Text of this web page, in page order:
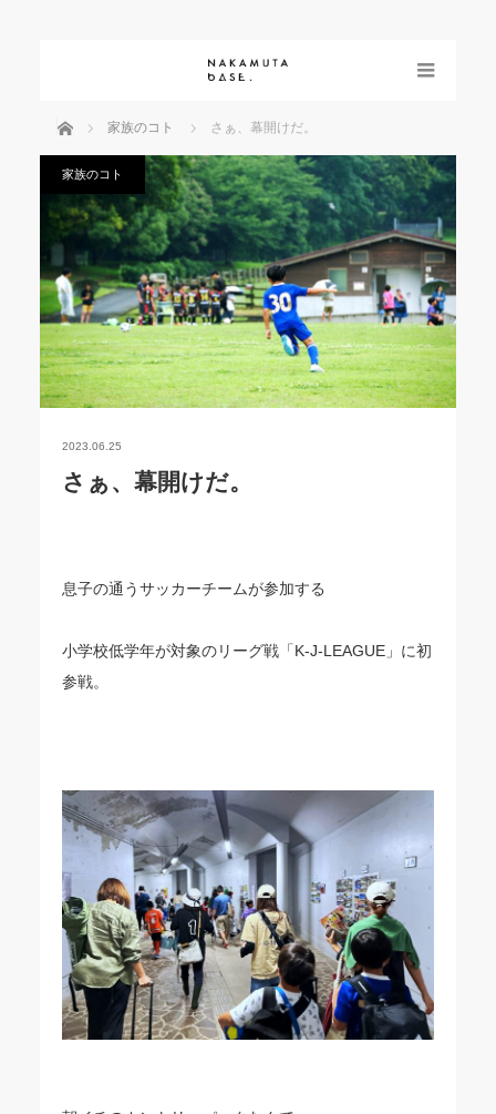
ホーム 家族のコト さぁ、幕開けだ。
家族のコト
2023.06.25
さぁ、幕開けだ。
息子の通うサッカーチームが参加する
小学校低学年が対象のリーグ戦「K-J-LEAGUE」に初
参戦。